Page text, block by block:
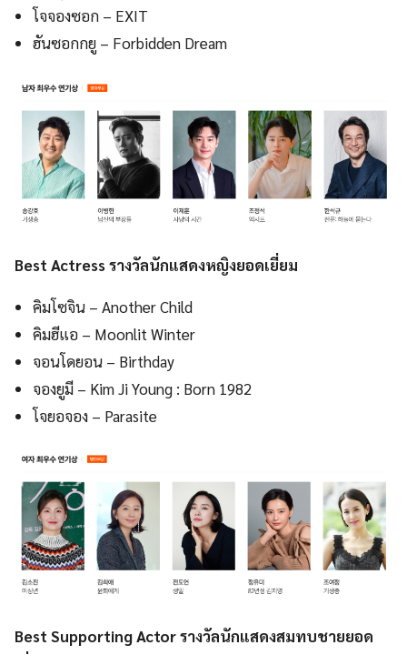
โจจองซอก – EXIT
ฮันซอกกยู – Forbidden Dream
Best Actress รางวัลนักแสดงหญิงยอดเยี่ยม
คิมโซจิน – Another Child
คิมฮีแอ – Moonlit Winter
จอนโดยอน – Birthday
จองยูมี – Kim Ji Young : Born 1982
โจยอจอง – Parasite
Best Supporting Actor รางวัลนักแสดงสมทบชายยอด